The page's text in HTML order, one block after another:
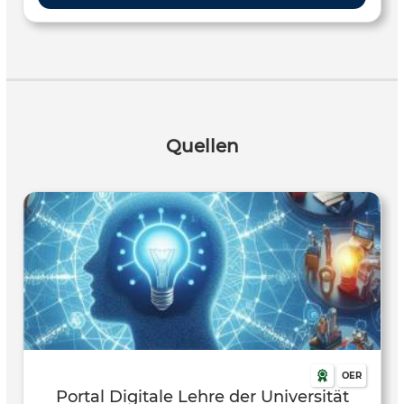
CoSpaces bis hin zu Ozobot – das Angebot umfasst Video-
Tutorials, Arbeitsblätter, Verlaufspläne und exemplarische
kreatives Denken und algorithmisches Problemlösen und
eingesetzt werden – etwa für Projekte zu Cybermobbing,
Verkehrswegeplanung oder digitalem Basteln . Die Tools
und Apps richtet sich an Lehrkräfte der Primar- und
Sekundarstufe I, die digitale Werkzeuge kreativ und
fachübergreifend in ihren Unterricht integrieren möchten.
Es ist besonders geeignet für Lehrenden ohne oder mit
geringen Vorkenntnissen, die Unterstützung bei der
Entwicklung und Durchführung technischer und digitaler
Lernangebote suchen.
Quellen
OER
Portal Digitale Lehre der Universität